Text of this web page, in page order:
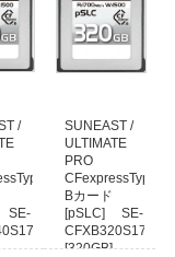
は、同日での発送ができ
ます。
。
で
は無い場合がございま
舗へご連絡していただき
/
SE-
SUNEAST /
ULTIMATE
PRO
CFexpressType
Bカード
[pSLC] SE-
CFXB320S1700
[320GB]